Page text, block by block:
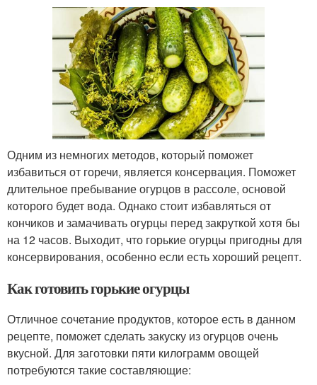
Одним из немногих методов, который поможет
избавиться от горечи, является консервация. Поможет
длительное пребывание огурцов в рассоле, основой
которого будет вода. Однако стоит избавляться от
кончиков и замачивать огурцы перед закруткой хотя бы
на 12 часов. Выходит, что горькие огурцы пригодны для
консервирования, особенно если есть хороший рецепт.
Как готовить горькие огурцы
Отличное сочетание продуктов, которое есть в данном
рецепте, поможет сделать закуску из огурцов очень
вкусной. Для заготовки пяти килограмм овощей
потребуются такие составляющие: